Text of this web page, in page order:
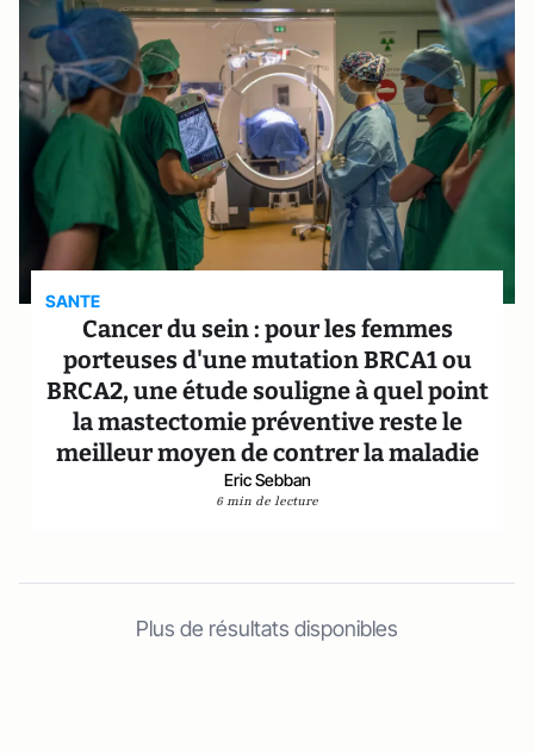
SANTE
Cancer du sein : pour les femmes
porteuses d'une mutation BRCA1 ou
BRCA2, une étude souligne à quel point
la mastectomie préventive reste le
meilleur moyen de contrer la maladie
Eric Sebban
6 min de lecture
Plus de résultats disponibles